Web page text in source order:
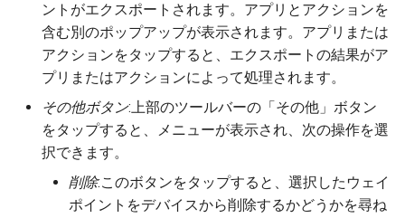
ントがエクスポートされます。アプリとアクションを
含む別のポップアップが表示されます。アプリまたは
アクションをタップすると、エクスポートの結果がア
プリまたはアクションによって処理されます。
その他ボタン:上部のツールバーの「その他」ボタン
をタップすると、メニューが表示され、次の操作を選
択できます。
削除:このボタンをタップすると、選択したウェイ
ポイントをデバイスから削除するかどうかを尋ね